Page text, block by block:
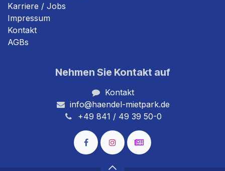
Karriere / Jobs
Impressum
Kontakt
AGBs
Nehmen Sie Kontakt auf
Kontakt
info@haendel-mietpark.de
+49 841 / 49 39 50-0